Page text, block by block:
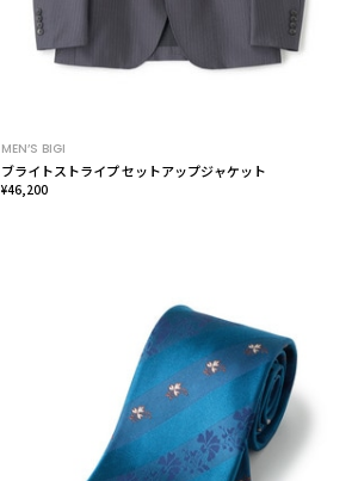
MEN’S BIGI
ブライトストライプ セットアップジャケット
¥46,200